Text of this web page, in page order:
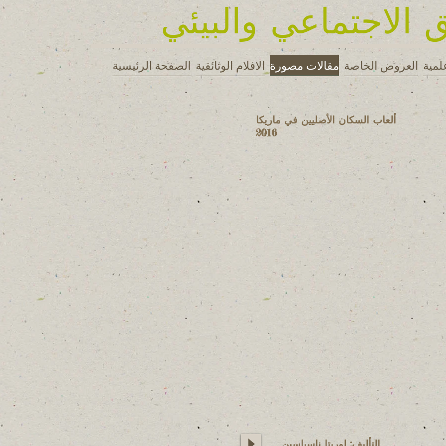
الاجتماعي والبيئي
الصفحة الرئيسية الافلام الوثائقية مقالات مصورة العروض الخاصة
ألعاب السكان الأصليين في ماريكا
2016
FB_20160426_18_28_34_Saved_Picture